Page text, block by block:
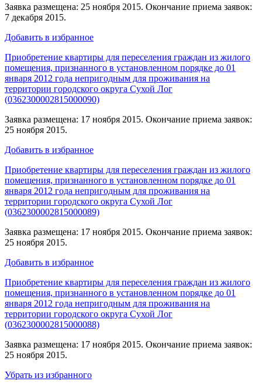
Заявка размещена: 25 ноября 2015. Окончание приема заявок:
7 декабря 2015.
Добавить в избранное
Приобретение квартиры для переселения граждан из жилого
помещения, признанного в установленном порядке до 01
января 2012 года непригодным для проживания на
территории городского округа Сухой Лог
(0362300002815000090)
Заявка размещена: 17 ноября 2015. Окончание приема заявок:
25 ноября 2015.
Добавить в избранное
Приобретение квартиры для переселения граждан из жилого
помещения, признанного в установленном порядке до 01
января 2012 года непригодным для проживания на
территории городского округа Сухой Лог
(0362300002815000089)
Заявка размещена: 17 ноября 2015. Окончание приема заявок:
25 ноября 2015.
Добавить в избранное
Приобретение квартиры для переселения граждан из жилого
помещения, признанного в установленном порядке до 01
января 2012 года непригодным для проживания на
территории городского округа Сухой Лог
(0362300002815000088)
Заявка размещена: 17 ноября 2015. Окончание приема заявок:
25 ноября 2015.
Убрать из избранного